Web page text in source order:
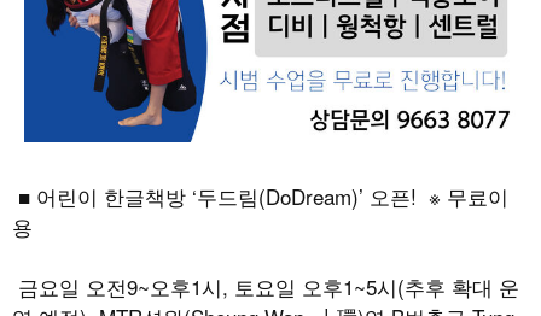
■ 어린이 한글책방 ‘두드림(DoDream)’ 오픈! ※ 무료이
용
금요일 오전9~오후1시, 토요일 오후1~5시(추후 확대 운